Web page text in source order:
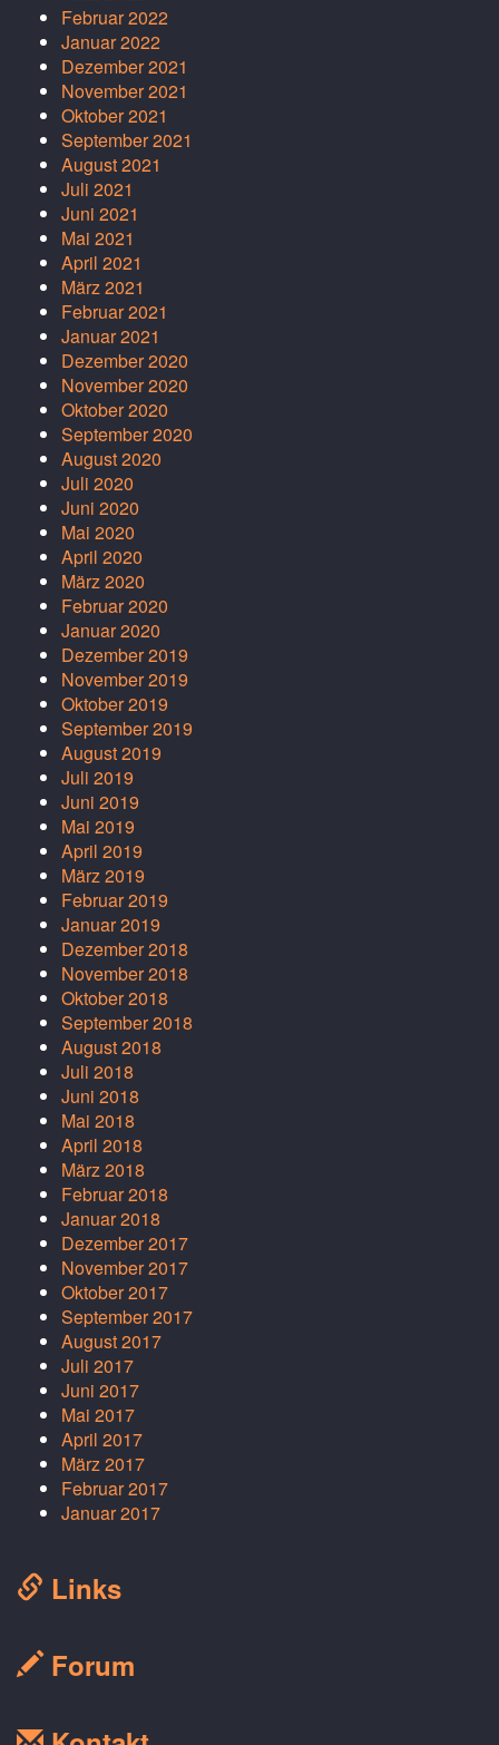
Februar 2022
Januar 2022
Dezember 2021
November 2021
Oktober 2021
September 2021
August 2021
Juli 2021
Juni 2021
Mai 2021
April 2021
März 2021
Februar 2021
Januar 2021
Dezember 2020
November 2020
Oktober 2020
September 2020
August 2020
Juli 2020
Juni 2020
Mai 2020
April 2020
März 2020
Februar 2020
Januar 2020
Dezember 2019
November 2019
Oktober 2019
September 2019
August 2019
Juli 2019
Juni 2019
Mai 2019
April 2019
März 2019
Februar 2019
Januar 2019
Dezember 2018
November 2018
Oktober 2018
September 2018
August 2018
Juli 2018
Juni 2018
Mai 2018
April 2018
März 2018
Februar 2018
Januar 2018
Dezember 2017
November 2017
Oktober 2017
September 2017
August 2017
Juli 2017
Juni 2017
Mai 2017
April 2017
März 2017
Februar 2017
Januar 2017
Links
Forum